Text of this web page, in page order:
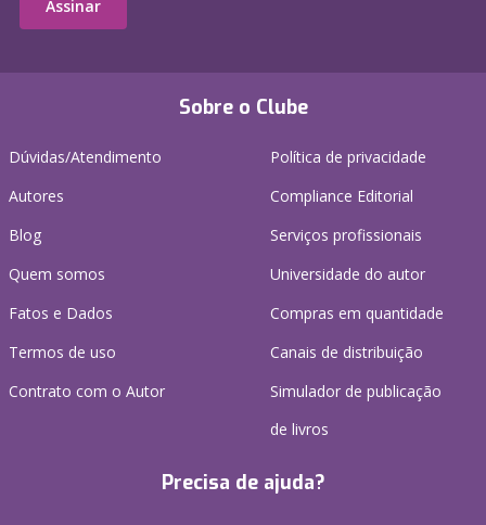
Sobre o Clube
Dúvidas/Atendimento
Autores
Blog
Quem somos
Fatos e Dados
Termos de uso
Contrato com o Autor
Política de privacidade
Compliance Editorial
Serviços profissionais
Universidade do autor
Compras em quantidade
Canais de distribuição
Simulador de publicação
de livros
Precisa de ajuda?
Assinar